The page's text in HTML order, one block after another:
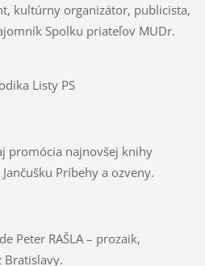
kultúrny organizátor, publicista,
Spolku priateľov MUDr.
Listy PS
promócia najnovšej knihy
Príbehy a ozveny.
Peter RAŠLA – prozaik,
Bratislavy.